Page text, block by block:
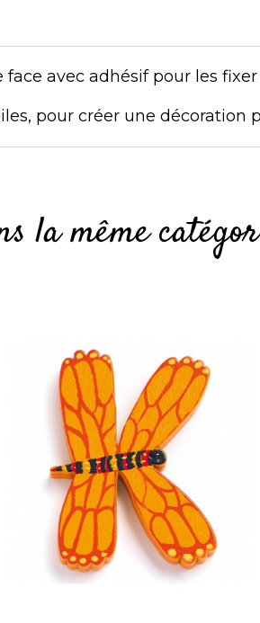
avec adhésif pour les fixer
pour créer une décoration
la même